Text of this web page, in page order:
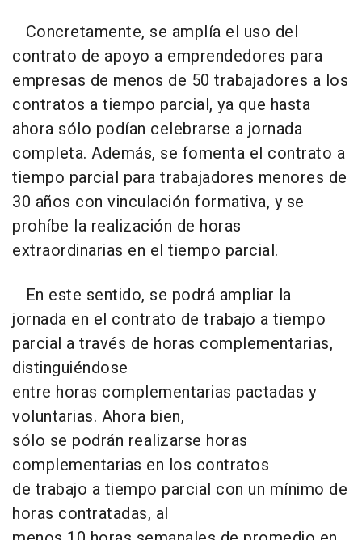
Concretamente, se amplía el uso del
contrato de apoyo a emprendedores para
empresas de menos de 50 trabajadores a los
contratos a tiempo parcial, ya que hasta
ahora sólo podían celebrarse a jornada
completa. Además, se fomenta el contrato a
tiempo parcial para trabajadores menores de
30 años con vinculación formativa, y se
prohíbe la realización de horas
extraordinarias en el tiempo parcial.
En este sentido, se podrá ampliar la
jornada en el contrato de trabajo a tiempo
parcial a través de horas complementarias,
distinguiéndose
entre horas complementarias pactadas y
voluntarias. Ahora bien,
sólo se podrán realizarse horas
complementarias en los contratos
de trabajo a tiempo parcial con un mínimo de
horas contratadas, al